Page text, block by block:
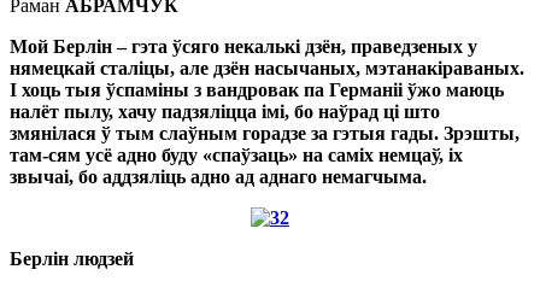
Раман АБРАМЧУК
Мой Берлін – гэта ўсяго некалькі дзён, праведзеных у
нямецкай сталіцы, але дзён насычаных, мэтанакіраваных.
І хоць тыя ўспаміны з вандровак па Германіі ўжо маюць
налёт пылу, хачу падзяліцца імі, бо наўрад ці што
змянілася ў тым слаўным горадзе за гэтыя гады. Зрэшты,
там-сям усё адно буду «спаўзаць» на саміх немцаў, іх
звычаі, бо аддзяліць адно ад аднаго немагчыма.
Берлін людзей